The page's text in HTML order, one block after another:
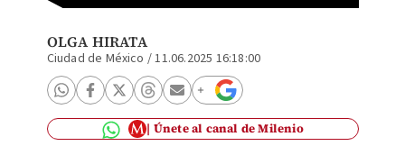
OLGA HIRATA
Ciudad de México /11.06.2025 16:18:00
Únete al canal de Milenio